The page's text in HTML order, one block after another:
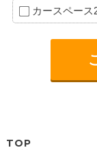
カースペース
TOP